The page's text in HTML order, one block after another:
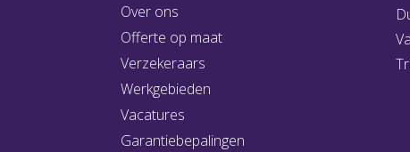
Over ons
Offerte op maat
Verzekeraars
Werkgebieden
Vacatures
Garantiebepalingen